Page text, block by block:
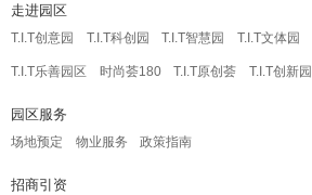
走进园区
T.I.T创意园 T.I.T科创园 T.I.T智慧园 T.I.T文体园
T.I.T乐善园区 时尚荟180 T.I.T原创荟 T.I.T创新园
园区服务
场地预定 物业服务 政策指南
招商引资